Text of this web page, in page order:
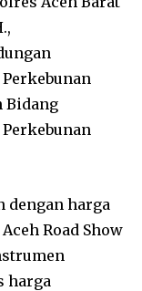
Bidang
dengan harga
Road Show
harga